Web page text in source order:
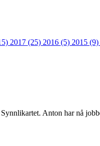
2017 (25) 2016 (5) 2015 (9)
Anton har nå